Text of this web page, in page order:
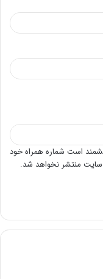
است شماره همراه خود
سایت منتشر نخواهد شد.